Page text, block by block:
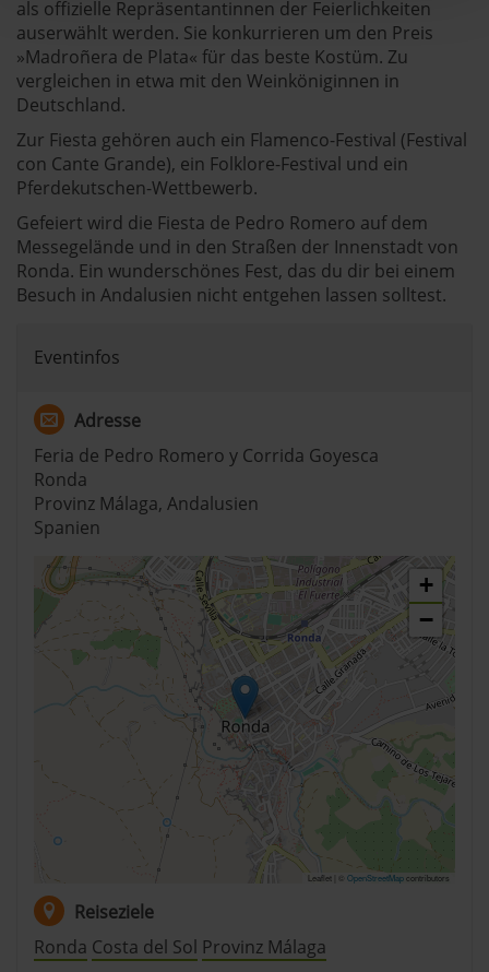
Erfahren Sie mehr darüber, wie Ihre persönlichen Daten
verarbeitet werden, und legen Sie Ihre Präferenzen im
Abschnitt Einzelheiten fest.
andalusien360.de verwendet Cookies
Einige von ihnen sind notwendig, während andere nicht
notwendig sind, jedoch helfen das Onlineangebot zu
verbessern und wirtschaftlich zu betreiben. Du kannst in
den Einsatz der nicht notwendigen Cookies mit dem Klick
auf die Schaltfläche »Akzeptieren« einwilligen oder dich
ausgewählten Cookies. Du kannst diese Einstellungen
jederzeit abwählen. Weitere Hinweise zu den
verwendeten Verfahren und Begrifflichkeiten (z.B.
»Cookies«, »Marketing« und »Statistik«) erhältst du in
der Datenschutzerklärung.
Datenschutzerklärung | Impressum
als offizielle Repräsentantinnen der Feierlichkeiten
auserwählt werden. Sie konkurrieren um den Preis
»Madroñera de Plata« für das beste Kostüm. Zu
vergleichen in etwa mit den Weinköniginnen in
Deutschland.
Zur Fiesta gehören auch ein Flamenco-Festival (Festival
con Cante Grande), ein Folklore-Festival und ein
Pferdekutschen-Wettbewerb.
Gefeiert wird die Fiesta de Pedro Romero auf dem
Messegelände und in den Straßen der Innenstadt von
Ronda. Ein wunderschönes Fest, das du dir bei einem
Besuch in Andalusien nicht entgehen lassen solltest.
Eventinfos
Adresse
Feria de Pedro Romero y Corrida Goyesca
Ronda
Provinz Málaga, Andalusien
Spanien
+
−
Leaflet | © OpenStreetMapcontributors
Reiseziele
Ronda Costa del Sol Provinz Málaga